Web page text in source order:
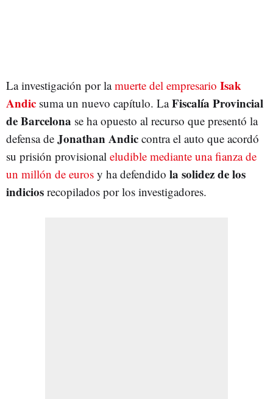
La investigación por lamuerte del empresario Isak
Andic suma un nuevo capítulo. LaFiscalía Provincial
de Barcelona se ha opuesto al recurso que presentó la
defensa de Jonathan Andic contra el auto que acordó
su prisión provisional eludible mediante una fianza de
un millón de euros y ha defendido la solidez de los
indicios recopilados por los investigadores.